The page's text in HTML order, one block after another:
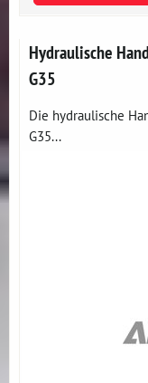
Hydraulische
G35
Die hydraulische
G35...